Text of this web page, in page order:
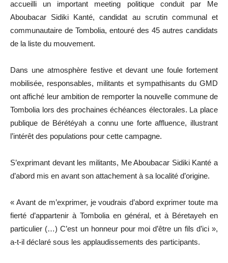
accueilli un important meeting politique conduit par Me
Aboubacar Sidiki Kanté, candidat au scrutin communal et
communautaire de Tombolia, entouré des 45 autres candidats
de la liste du mouvement.
Dans une atmosphère festive et devant une foule fortement
mobilisée, responsables, militants et sympathisants du GMD
ont affiché leur ambition de remporter la nouvelle commune de
Tombolia lors des prochaines échéances électorales. La place
publique de Bérétéyah a connu une forte affluence, illustrant
l’intérêt des populations pour cette campagne.
S’exprimant devant les militants, Me Aboubacar Sidiki Kanté a
d’abord mis en avant son attachement à sa localité d’origine.
« Avant de m’exprimer, je voudrais d’abord exprimer toute ma
fierté d’appartenir à Tombolia en général, et à Béretayeh en
particulier (…) C’est un honneur pour moi d’être un fils d’ici »,
a-t-il déclaré sous les applaudissements des participants.